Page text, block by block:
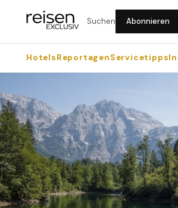
Suchen Abonnieren
HotelsReportagenServicetipps